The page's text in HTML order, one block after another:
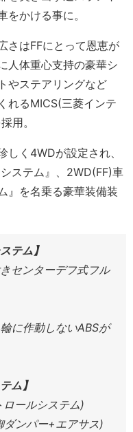
をかける事に。
さはFFにとって恩恵が
人体重心支持の豪華シ
やステアリングなど
れるMICS(三菱インテ
用。
しく4WDが設定され、
ステム』、2WD(FF)車
』を名乗る豪華装備装
テム】
センターデフ式フル
に作動しないABSが
ム】
ロールシステム)
ダンパー+エアサス)